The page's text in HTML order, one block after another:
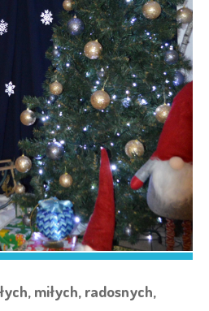
miłych, radosnych,